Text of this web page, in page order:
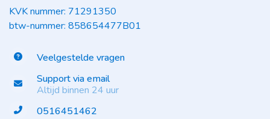
KVK nummer: 71291350
btw-nummer: 858654477B01
Veelgestelde vragen
Support via email
Altijd binnen 24 uur
0516451462